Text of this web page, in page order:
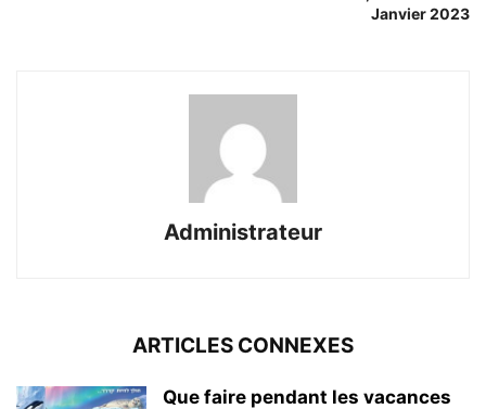
Janvier 2023
Administrateur
ARTICLES CONNEXES
Que faire pendant les vacances